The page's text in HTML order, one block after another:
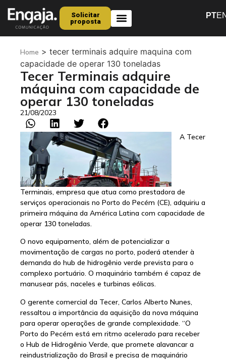
Solicitar
proposta
PT
Home >tecer terminais adquire maquina com
capacidade de operar 130 toneladas
Tecer Terminais adquire
máquina com capacidade de
operar 130 toneladas
21/08/2023
A Tecer
Terminais, empresa que atua como prestadora de
serviços operacionais no Porto do Pecém (CE), adquiriu a
primeira máquina da América Latina com capacidade de
operar 130 toneladas.
O novo equipamento, além de potencializar a
movimentação de cargas no porto, poderá atender à
demanda do hub de hidrogênio verde prevista para o
complexo portuário. O maquinário também é capaz de
manusear pás, naceles e turbinas eólicas.
O gerente comercial da Tecer, Carlos Alberto Nunes,
ressaltou a importância da aquisição da nova máquina
para operar operações de grande complexidade. “O
Porto do Pecém está em ritmo acelerado para receber
o Hub de Hidrogênio Verde, que promete alavancar a
reindustrialização do Brasil e precisa de maquinário